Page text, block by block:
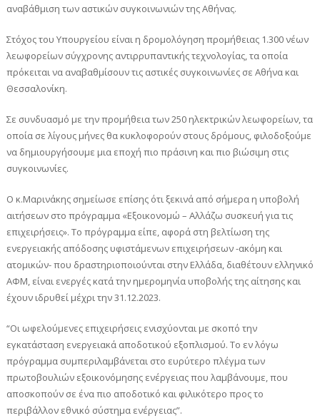
αναβάθμιση των αστικών συγκοινωνιών της Αθήνας.
Στόχος του Υπουργείου είναι η δρομολόγηση προμήθειας 1.300 νέων
λεωφορείων σύγχρονης αντιρρυπαντικής τεχνολογίας, τα οποία
πρόκειται να αναβαθμίσουν τις αστικές συγκοινωνίες σε Αθήνα και
Θεσσαλονίκη.
Σε συνδυασμό με την προμήθεια των 250 ηλεκτρικών λεωφορείων, τα
οποία σε λίγους μήνες θα κυκλοφορούν στους δρόμους, φιλοδοξούμε
να δημιουργήσουμε μια εποχή πιο πράσινη και πιο βιώσιμη στις
συγκοινωνίες.
Ο κ.Μαρινάκης σημείωσε επίσης ότι ξεκινά από σήμερα η υποβολή
αιτήσεων στο πρόγραμμα «Εξοικονομώ – Αλλάζω συσκευή για τις
επιχειρήσεις». Το πρόγραμμα είπε, αφορά στη βελτίωση της
ενεργειακής απόδοσης υφιστάμενων επιχειρήσεων -ακόμη και
ατομικών- που δραστηριοποιούνται στην Ελλάδα, διαθέτουν ελληνικό
ΑΦΜ, είναι ενεργές κατά την ημερομηνία υποβολής της αίτησης και
έχουν ιδρυθεί μέχρι την 31.12.2023.
“Οι ωφελούμενες επιχειρήσεις ενισχύονται με σκοπό την
εγκατάσταση ενεργειακά αποδοτικού εξοπλισμού. Το εν λόγω
πρόγραμμα συμπεριλαμβάνεται στο ευρύτερο πλέγμα των
πρωτοβουλιών εξοικονόμησης ενέργειας που λαμβάνουμε, που
αποσκοπούν σε ένα πιο αποδοτικό και φιλικότερο προς το
περιβάλλον εθνικό σύστημα ενέργειας”.